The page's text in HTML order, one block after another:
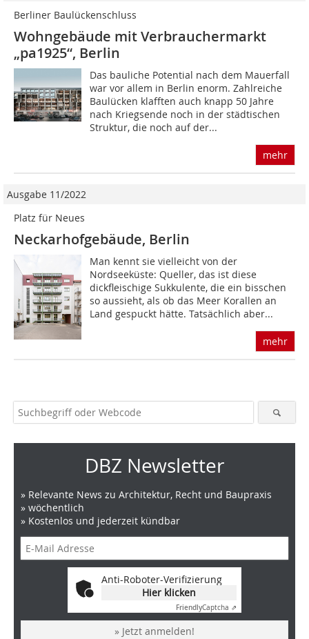
Berliner Baulückenschluss
Wohngebäude mit Verbrauchermarkt
„pa1925“, Berlin
Das bauliche Potential nach dem Mauerfall
war vor allem in Berlin enorm. Zahlreiche
Baulücken klafften auch knapp 50 Jahre
nach Kriegsende noch in der städtischen
Struktur, die noch auf der...
mehr
Ausgabe 11/2022
Platz für Neues
Neckarhofgebäude, Berlin
Man kennt sie vielleicht von der
Nordseeküste: Queller, das ist diese
dickfleischige Sukkulente, die ein bisschen
so aussieht, als ob das Meer Korallen an
Land gespuckt hätte. Tatsächlich aber...
mehr
DBZ Newsletter
» Relevante News zu Architektur, Recht und Baupraxis
» wöchentlich
» Kostenlos und jederzeit kündbar
Anti-Roboter-Verifizierung
Hier klicken
FriendlyCaptcha ⇗
» Jetzt anmelden!